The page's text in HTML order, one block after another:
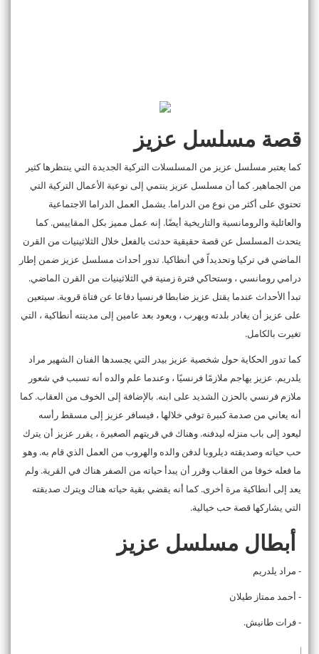
قصة مسلسل عزيز
كما يعتبر مسلسل عزيز من المسلسلات التركية الجديدة التي ينتظرها كثير
من الجماهير. كما أن مسلسل عزيز ينتمي إلى نوعية الأعمال التركية التي
تحتوي على أكثر من نوع من الدراما. يشمل العمل الدراما الاجتماعية
والعائلية والرومانسية والتاريخية أيضًا. إنه عمل مميز بكل المقاييس. كما
يتحدث المسلسل عن قصة حقيقية حدثت بالفعل خلال الثلاثينيات من القرن
الماضي في تركيا وتحديداً في أنطاكيا. تدور أحداث مسلسل عزيز ضمن إطار
درامي رومانسي ، وستحاكي فترة زمنية في الثلاثينيات من القرن الماضي.
تبدأ الأحداث عندما يقتل عزيز ضابطا فرنسيا دفاعا عن فتاة قروية. سيتعين
على عزيز أن يغادر بلدته ويهرب ، ويعود بعد عامين إلى مدينته أنطاكية ، التي
تغيرت بالكامل.
كما تدور الحكاية حول شخصية عزيز بيدر التي يجسدها الفنان الشهير مراد
يلدريم. عزيز يهاجم ملازمًا فرنسيًا ، وعندما علم والده أنه تسبب في شعور
ملازم فرنسي بالحزن الشديد على ابنه. بالإضافة إلى الخوف من العقاب. كما
أنه يعاني من صدمة كبيرة توفي خلالها ، فيسافر عزيز إلى مسقط رأسه
ليعود إلى باب منزله ليدفنه. وهناك في قريتهم الصغيرة ، يقرر عزيز أن يترك
حب حياته وصديقته ديلروبا لدفن والده والهروب من العمل الذي قام به. وهو
ما فعله خوفا من العقاب وقرر أن يبدأ حياته من الصفر هناك في القرية. ولم
يعد إلى أنطاكية مرة أخرى. كما أنه يقضي بقية حياته هناك ويترك صديقته
التي يشاركها قصة حب خيالية.
أبطال مسلسل عزيز
- مراد يلدريم
- أحمد ممتاز طيلان
- فرات طانيش.